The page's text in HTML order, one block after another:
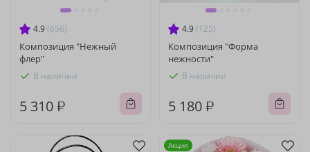
4.9 (656)
Композиция "Нежный
флер"
В наличии
5 310 ₽
4.9 (125)
Композиция "Форма
нежности"
В наличии
5 180 ₽
Акция